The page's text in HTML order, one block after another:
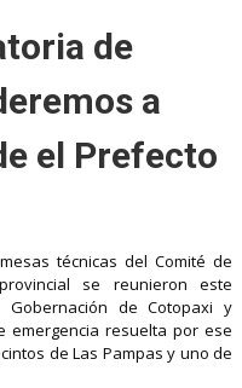
de
a
el Prefecto
técnicas del Comité de
se reunieron este
de Cotopaxi y
emergencia resuelta por ese
de Las Pampas y uno de